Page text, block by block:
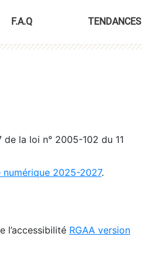
F.A.Q TENDANCES
la loi n° 2005-102 du 11
2025-2027.
l’accessibilité RGAA version